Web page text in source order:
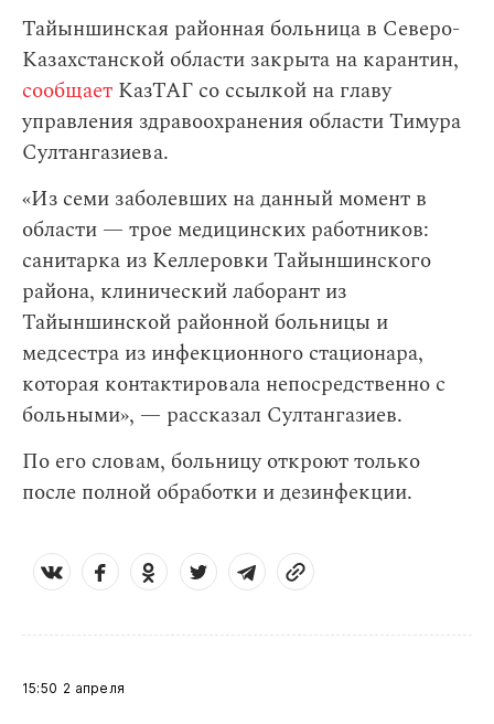
Тайыншинская районная больница в Северо-
Казахстанской области закрыта на карантин,
сообщает КазТАГ со ссылкой на главу
управления здравоохранения области Тимура
Султангазиева.
«Из семи заболевших на данный момент в
области — трое медицинских работников:
санитарка из Келлеровки Тайыншинского
района, клинический лаборант из
Тайыншинской районной больницы и
медсестра из инфекционного стационара,
которая контактировала непосредственно с
больными», — рассказал Султангазиев.
По его словам, больницу откроют только
после полной обработки и дезинфекции.
15:50 2 апреля